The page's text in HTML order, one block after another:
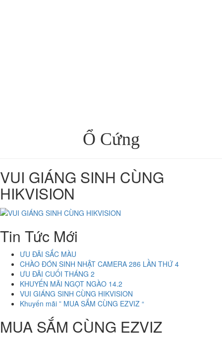
Ổ Cứng
VUI GIÁNG SINH CÙNG
HIKVISION
Tin Tức Mới
ƯU ĐÃI SẮC MÀU
CHÀO ĐÓN SINH NHẬT CAMERA 286 LẦN THỨ 4
ƯU ĐÃI CUỐI THÁNG 2
KHUYẾN MÃI NGỌT NGÀO 14.2
VUI GIÁNG SINH CÙNG HIKVISION
Khuyến mãi ” MUA SẮM CÙNG EZVIZ “
MUA SẮM CÙNG EZVIZ